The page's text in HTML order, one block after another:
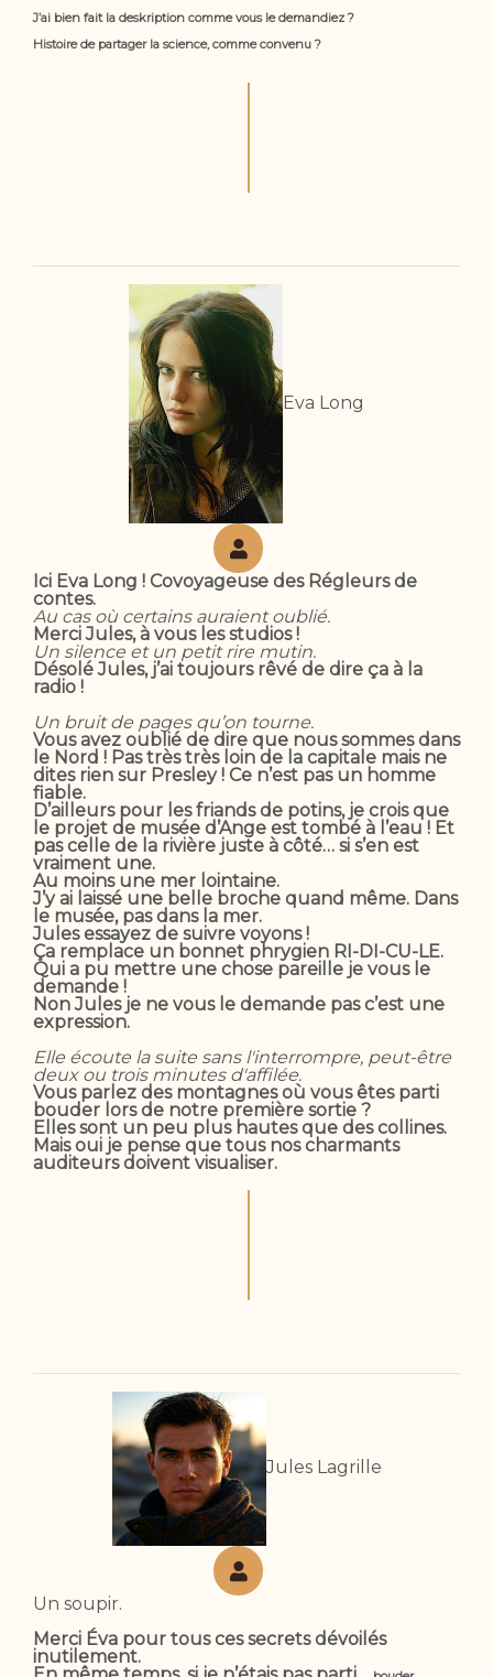
J’ai bien fait la deskription comme vous le demandiez ?
Histoire de partager la science, comme convenu ?
Eva Long
Ici Eva Long ! Covoyageuse des Régleurs de
contes.
Au cas où certains auraient oublié.
Merci Jules, à vous les studios !
Un silence et un petit rire mutin.
Désolé Jules, j’ai toujours rêvé de dire ça à la
radio !
Un bruit de pages qu’on tourne.
Vous avez oublié de dire que nous sommes dans
le Nord ! Pas très très loin de la capitale mais ne
dites rien sur Presley ! Ce n’est pas un homme
fiable.
D’ailleurs pour les friands de potins, je crois que
le projet de musée d’Ange est tombé à l’eau ! Et
pas celle de la rivière juste à côté… si s’en est
vraiment une.
Au moins une mer lointaine.
J’y ai laissé une belle broche quand même. Dans
le musée, pas dans la mer.
Jules essayez de suivre voyons !
Ça remplace un bonnet phrygien RI-DI-CU-LE.
Qui a pu mettre une chose pareille je vous le
demande !
Non Jules je ne vous le demande pas c’est une
expression.
Elle écoute la suite sans l'interrompre, peut-être
deux ou trois minutes d'affilée.
Vous parlez des montagnes où vous êtes parti
bouder lors de notre première sortie ?
Elles sont un peu plus hautes que des collines.
Mais oui je pense que tous nos charmants
auditeurs doivent visualiser.
Jules Lagrille
Un soupir.
Merci Éva pour tous ces secrets dévoilés
inutilement.